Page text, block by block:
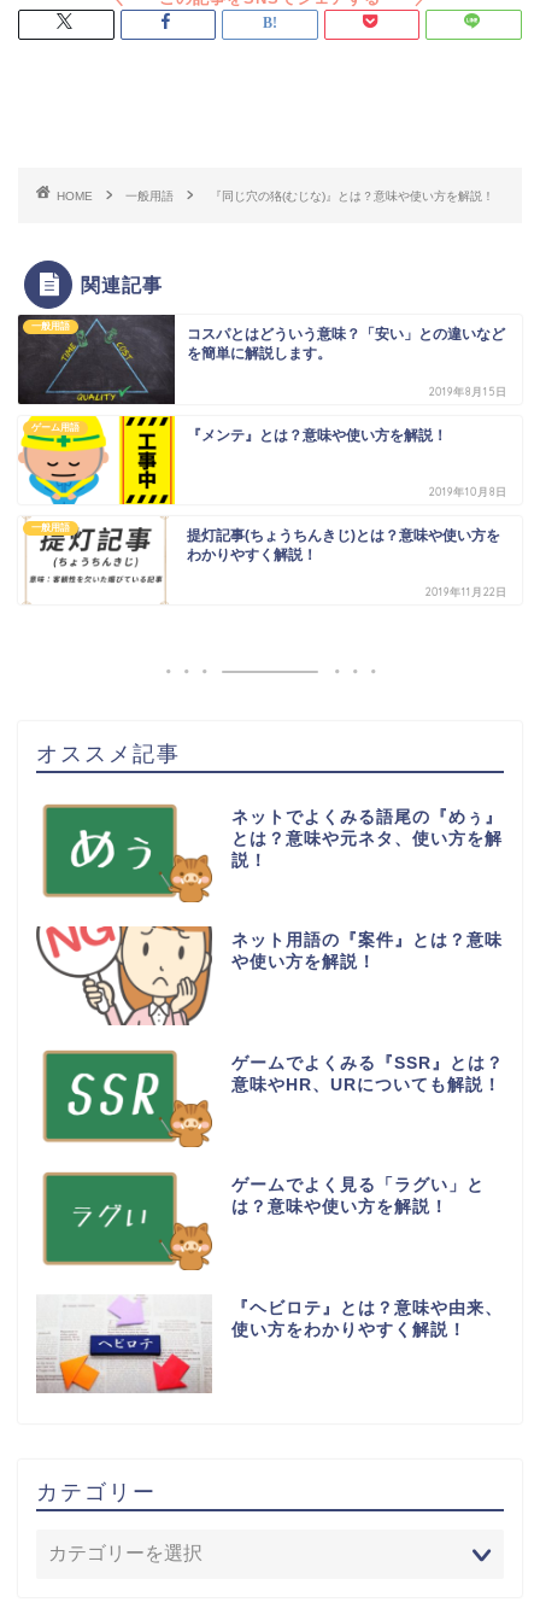
HOME 一般用語 『同じ穴の狢(むじな)』とは？意味や使い方を解説！
関連記事
一般用語
コスパとはどういう意味？「安い」との違いなど
を簡単に解説します。
2019年8月15日
ゲーム用語 『メンテ』とは？意味や使い方を解説！
2019年10月8日
一般用語
提灯記事(ちょうちんきじ)とは？意味や使い方を
わかりやすく解説！
2019年11月22日
オススメ記事
ネットでよくみる語尾の『めぅ』
とは？意味や元ネタ、使い方を解
説！
ネット用語の『案件』とは？意味
や使い方を解説！
ゲームでよくみる『SSR』とは？
意味やHR、URについても解説！
ゲームでよく見る「ラグい」と
は？意味や使い方を解説！
『ヘビロテ』とは？意味や由来、
使い方をわかりやすく解説！
カテゴリー